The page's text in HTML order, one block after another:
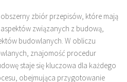
zbiór przepisów, które mają
związanych z budową,
budowlanych. W obliczu
znajomość procedur
staje się kluczowa dla każdego
obejmująca przygotowanie